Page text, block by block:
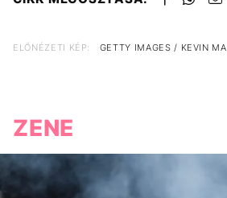
ELŐNÉZETI KÉP: GETTY IMAGES / KEVIN
ZENE